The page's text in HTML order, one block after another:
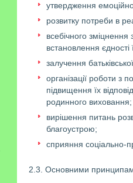
утвердження
розвитку потреби в
всебічного
встановлення єдності
залучення
організації роботи з
підвищення їх
родинного виховання;
вирішення питань
благоустрою;
сприяння соціально-
2.3. Основними принципами